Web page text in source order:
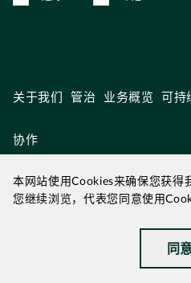
关于我们 管治 业务概览 可持
协作
华懋为华懋集团
无障碍浏览 |
本网站使用Cookies来确保您获得
您继续浏览，代表您同意使用
同